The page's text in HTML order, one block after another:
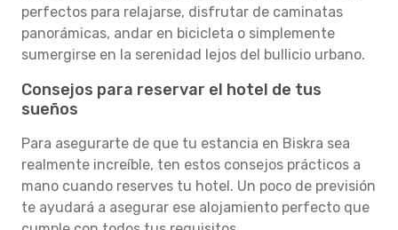
perfectos para relajarse, disfrutar de caminatas
panorámicas, andar en bicicleta o simplemente
sumergirse en la serenidad lejos del bullicio urbano.
Consejos para reservar el hotel de tus
sueños
Para asegurarte de que tu estancia en Biskra sea
realmente increíble, ten estos consejos prácticos a
mano cuando reserves tu hotel. Un poco de previsión
te ayudará a asegurar ese alojamiento perfecto que